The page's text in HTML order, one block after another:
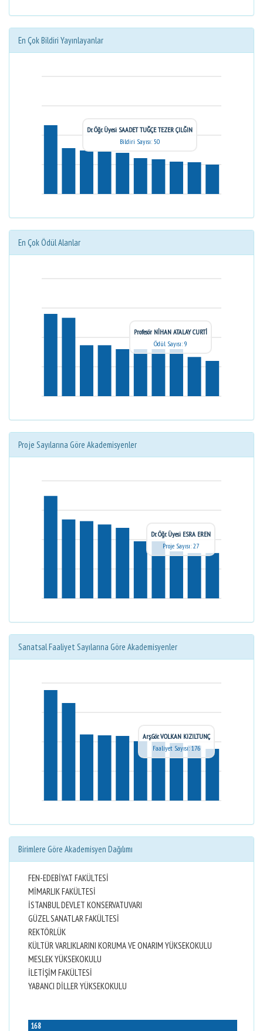
En Çok Bildiri Yayınlayanlar
Dr. Öğr. Üyesi SAADET TUĞÇE TEZER ÇILĞIN
Bildiri Sayısı: 50
En Çok Ödül Alanlar
Profesör NİHAN ATALAY CURTİ
Ödül Sayısı: 9
Proje Sayılarına Göre Akademisyenler
Dr. Öğr. Üyesi ESRA EREN
Proje Sayısı: 27
Sanatsal Faaliyet Sayılarına Göre Akademisyenler
Arş.Gör. VOLKAN KIZILTUNÇ
Faaliyet Sayısı: 176
Birimlere Göre Akademisyen Dağılımı
FEN-EDEBİYAT FAKÜLTESİ
MİMARLIK FAKÜLTESİ
İSTANBUL DEVLET KONSERVATUVARI
GÜZEL SANATLAR FAKÜLTESİ
REKTÖRLÜK
KÜLTÜR VARLIKLARINI KORUMA VE ONARIM YÜKSEKOKULU
MESLEK YÜKSEKOKULU
İLETİŞİM FAKÜLTESİ
YABANCI DİLLER YÜKSEKOKULU
168